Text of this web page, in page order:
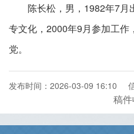
陈长松，男，1982年7月
专文化，2000年9月参加工
党。
发布时间：2026-03-09 16:10
稿